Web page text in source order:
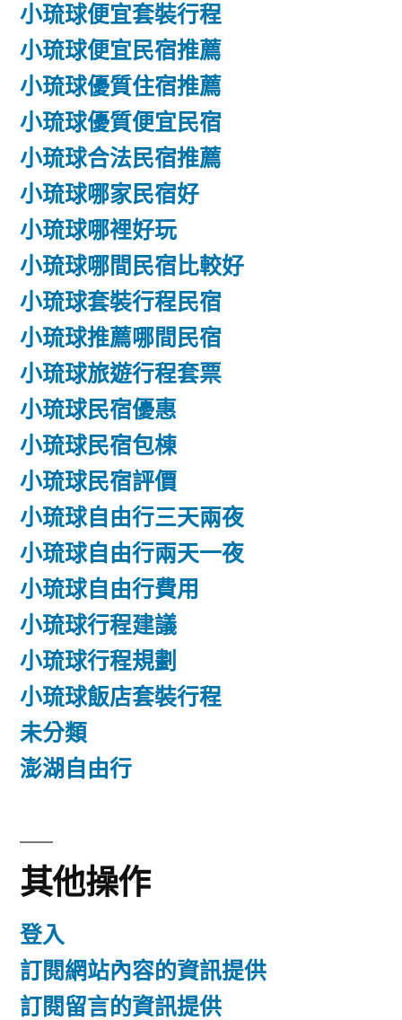
小琉球便宜套裝行程
小琉球便宜民宿推薦
小琉球優質住宿推薦
小琉球優質便宜民宿
小琉球合法民宿推薦
小琉球哪家民宿好
小琉球哪裡好玩
小琉球哪間民宿比較好
小琉球套裝行程民宿
小琉球推薦哪間民宿
小琉球旅遊行程套票
小琉球民宿優惠
小琉球民宿包棟
小琉球民宿評價
小琉球自由行三天兩夜
小琉球自由行兩天一夜
小琉球自由行費用
小琉球行程建議
小琉球行程規劃
小琉球飯店套裝行程
未分類
澎湖自由行
其他操作
登入
訂閱網站內容的資訊提供
訂閱留言的資訊提供